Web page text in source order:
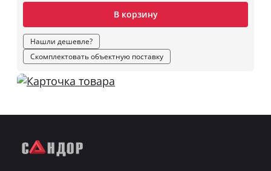
В корзину
Нашли дешевле?
Скомплектовать объектную поставку